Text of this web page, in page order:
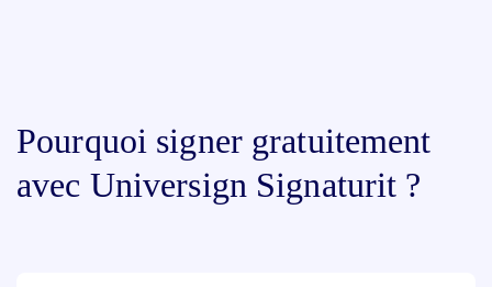
Pourquoi signer gratuitement
avec Universign Signaturit ?